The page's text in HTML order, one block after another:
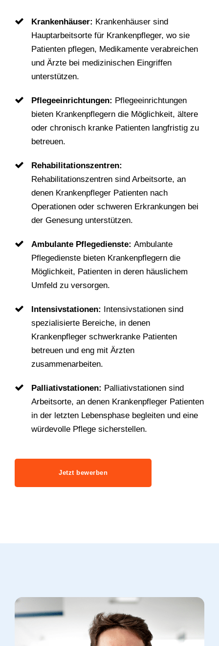
Krankenhäuser: Krankenhäuser sind
Hauptarbeitsorte für Krankenpfleger, wo sie
Patienten pflegen, Medikamente verabreichen
und Ärzte bei medizinischen Eingriffen
unterstützen.
Pflegeeinrichtungen: Pflegeeinrichtungen
bieten Krankenpflegern die Möglichkeit, ältere
oder chronisch kranke Patienten langfristig zu
betreuen.
Rehabilitationszentren:
Rehabilitationszentren sind Arbeitsorte, an
denen Krankenpfleger Patienten nach
Operationen oder schweren Erkrankungen bei
der Genesung unterstützen.
Ambulante Pflegedienste: Ambulante
Pflegedienste bieten Krankenpflegern die
Möglichkeit, Patienten in deren häuslichem
Umfeld zu versorgen.
Intensivstationen: Intensivstationen sind
spezialisierte Bereiche, in denen
Krankenpfleger schwerkranke Patienten
betreuen und eng mit Ärzten
zusammenarbeiten.
Palliativstationen: Palliativstationen sind
Arbeitsorte, an denen Krankenpfleger Patienten
in der letzten Lebensphase begleiten und eine
würdevolle Pflege sicherstellen.
Jetzt bewerben